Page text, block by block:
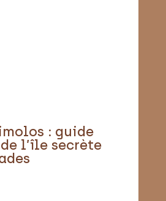
: guide
l’île secrète